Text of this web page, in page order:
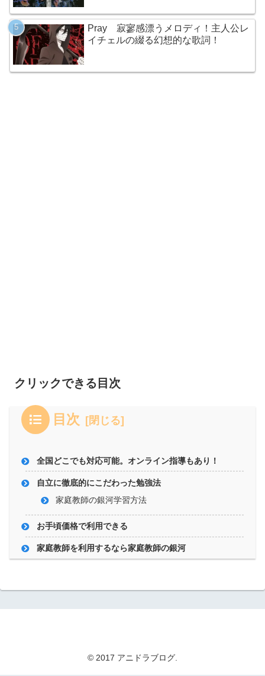
Pray 寂寥感漂うメロディ！主人公レ
イチェルの綴る幻想的な歌詞！
クリックできる目次
目次
全国どこでも対応可能。オンライン指導もあり！
自立に徹底的にこだわった勉強法
家庭教師の銀河学習方法
お手頃価格で利用できる
家庭教師を利用するなら家庭教師の銀河
© 2017 アニドラブログ.